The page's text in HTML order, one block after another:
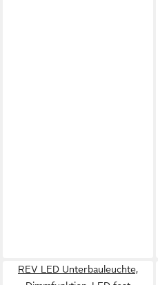
REV LED Unterbauleuchte,